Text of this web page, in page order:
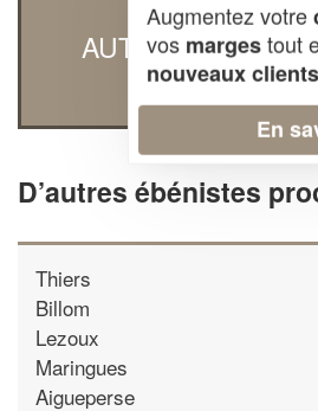
AUTRES
D’autres ébénistes
Thiers
Billom
Lezoux
Maringues
Aigueperse
Augmentez votre
vos margestout
nouveaux clients
En